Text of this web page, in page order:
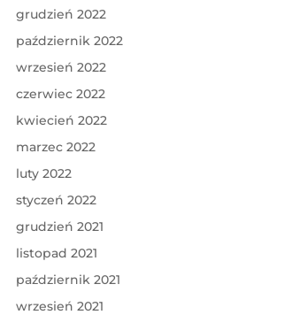
grudzień 2022
październik 2022
wrzesień 2022
czerwiec 2022
kwiecień 2022
marzec 2022
luty 2022
styczeń 2022
grudzień 2021
listopad 2021
październik 2021
wrzesień 2021